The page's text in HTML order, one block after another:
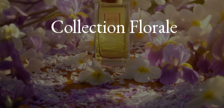
Collection Florale